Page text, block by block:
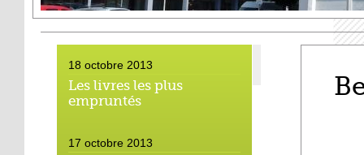
18 octobre 2013
Les livres les plus
empruntés
17 octobre 2013